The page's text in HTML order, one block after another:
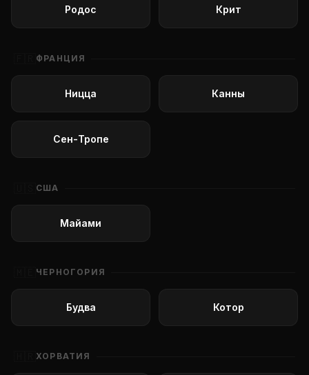
Родос Крит
ФРАНЦИЯ
Ницца Канны
Сен-Тропе
США
Майами
ЧЕРНОГОРИЯ
Будва Котор
ХОРВАТИЯ